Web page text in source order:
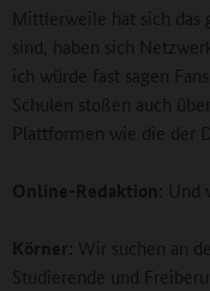
Mittlerweile hat sich das
sind, haben sich
ich würde fast sagen
Schulen stoßen auch
Plattformen wie die der
Online-Redaktion: Und
Körner: Wir suchen an
Studierende und